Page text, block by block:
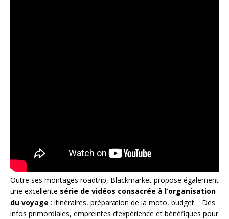
Outre ses montages roadtrip, Blackmarket propose également
une excellente série de vidéos consacrée à l’organisation
du voyage : itinéraires, préparation de la moto, budget… Des
infos primordiales, empreintes d’expérience et bénéfiques pour